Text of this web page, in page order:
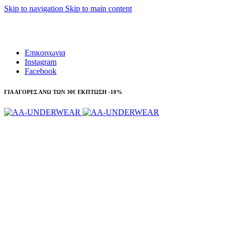
Skip to navigation Skip to main content
Επικοινωνια
Instagram
Facebook
ΓΙΑ ΑΓΟΡΕΣ ΑΝΩ ΤΩΝ 30€ ΕΚΠΤΩΣΗ -10%